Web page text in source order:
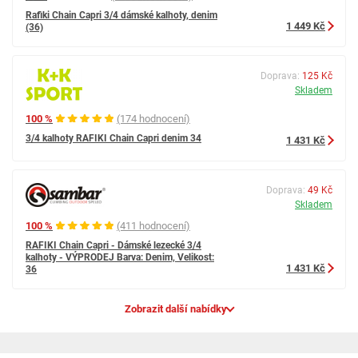
Rafiki Chain Capri 3/4 dámské kalhoty, denim
(36)
1 449 Kč
100 % (174 hodnocení)
3/4 kalhoty RAFIKI Chain Capri denim 34
Doprava: 125 Kč
Skladem
1 431 Kč
100 % (411 hodnocení)
RAFIKI Chain Capri - Dámské lezecké 3/4
kalhoty - VÝPRODEJ Barva: Denim, Velikost:
36
Doprava: 49 Kč
Skladem
1 431 Kč
Zobrazit další nabídky